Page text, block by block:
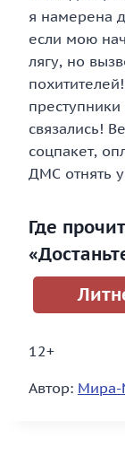
я намерена
если мою
лягу, но
связались!
соцпакет,
ДМС отнять
Где
12+
Автор: Мира-